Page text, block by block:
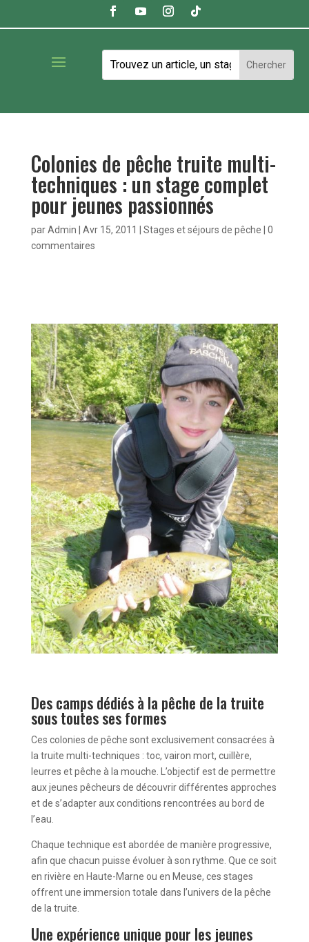
Colonies de pêche truite multi-
techniques : un stage complet
pour jeunes passionnés
parAdmin Avr 15, 2011 Stages et séjours de pêche
0
commentaires
Des camps dédiés à la pêche de la truite
sous toutes ses formes
Ces colonies de pêche sont exclusivement consacrées à
la truite multi-techniques : toc, vairon mort, cuillère,
leurres et pêche à la mouche. L’objectif est de permettre
aux jeunes pêcheurs de découvrir différentes approches
et de s’adapter aux conditions rencontrées au bord de
l’eau.
Chaque technique est abordée de manière progressive,
afin que chacun puisse évoluer à son rythme. Que ce soit
en rivière en Haute-Marne ou en Meuse, ces stages
offrent une immersion totale dans l’univers de la pêche
de la truite.
Une expérience unique pour les jeunes